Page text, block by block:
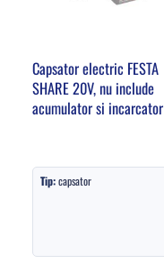
Capsator electric FESTA
SHARE 20V, nu include
acumulator si incarcator
Tip: capsator